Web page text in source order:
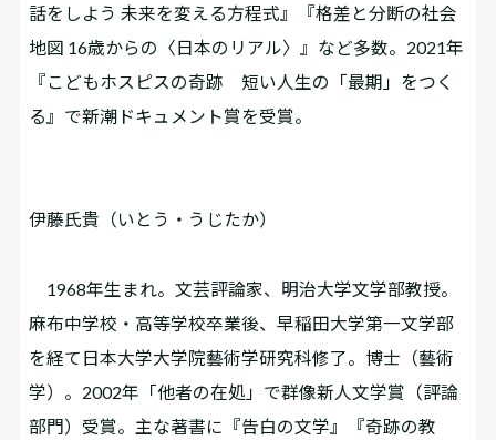
話をしよう 未来を変える方程式』『格差と分断の社会
地図 16歳からの〈日本のリアル〉』など多数。2021年
『こどもホスピスの奇跡 短い人生の「最期」をつく
る』で新潮ドキュメント賞を受賞。
伊藤氏貴（いとう・うじたか）
1968年生まれ。文芸評論家、明治大学文学部教授。
麻布中学校・高等学校卒業後、早稲田大学第一文学部
を経て日本大学大学院藝術学研究科修了。博士（藝術
学）。2002年「他者の在処」で群像新人文学賞（評論
部門）受賞。主な著書に『告白の文学』『奇跡の教